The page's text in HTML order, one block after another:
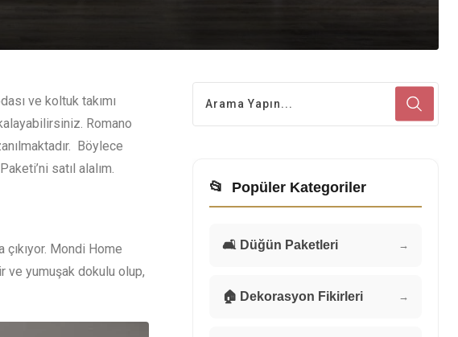
ve koltuk takımı
Romano
Böylece
satıl alalım.
Mondi Home
ve yumuşak dokulu olup,
📂 Popüler Kategoriler
🛋️ Düğün Paketleri →
🏠 Dekorasyon Fikirleri →